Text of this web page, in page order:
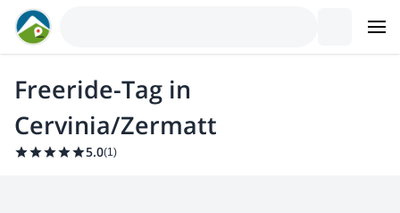
Freeride-Tag in
Cervinia/Zermatt
5.0(1)